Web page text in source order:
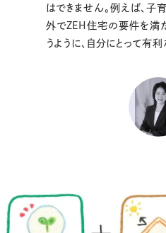
はできません。例えば、子
外でZEH住宅の要件を満
うように、自分にとって有